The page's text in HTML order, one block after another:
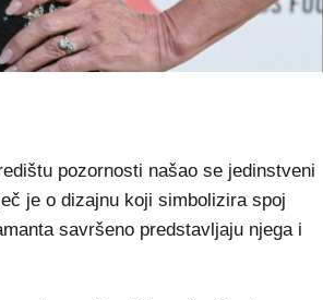
pozornosti našao se jedinstveni
je o dizajnu koji simbolizira spoj
savršeno predstavljaju njega i